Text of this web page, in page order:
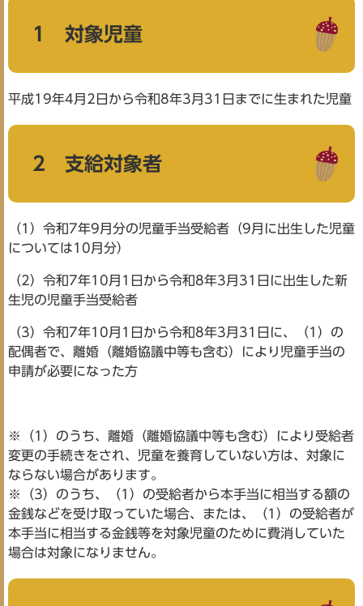
1 対象児童
平成19年4月2日から令和8年3月31日までに生まれた児童
2 支給対象者
（1）令和7年9月分の児童手当受給者（9月に出生した児童
については10月分）
（2）令和7年10月1日から令和8年3月31日に出生した新
生児の児童手当受給者
（3）令和7年10月1日から令和8年3月31日に、（1）の
配偶者で、離婚（離婚協議中等も含む）により児童手当の
申請が必要になった方
※（1）のうち、離婚（離婚協議中等も含む）により受給者
変更の手続きをされ、児童を養育していない方は、対象に
ならない場合があります。
※（3）のうち、（1）の受給者から本手当に相当する額の
金銭などを受け取っていた場合、または、（1）の受給者が
本手当に相当する金銭等を対象児童のために費消していた
場合は対象になりません。